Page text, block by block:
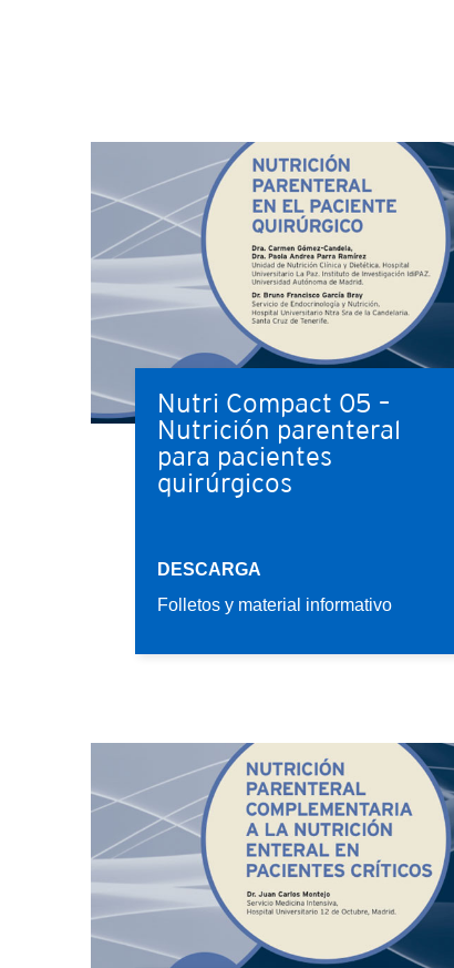
Nutri Compact 05 –
Nutrición parenteral
para pacientes
quirúrgicos
DESCARGA
Folletos y material informativo